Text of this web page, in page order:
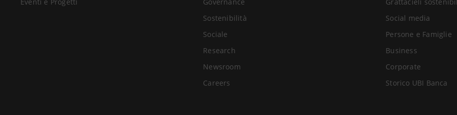
Sostenibilità
Sociale
Research
Newsroom
Careers
Social media
Persone e Famiglie
Business
Corporate
Storico UBI Banca